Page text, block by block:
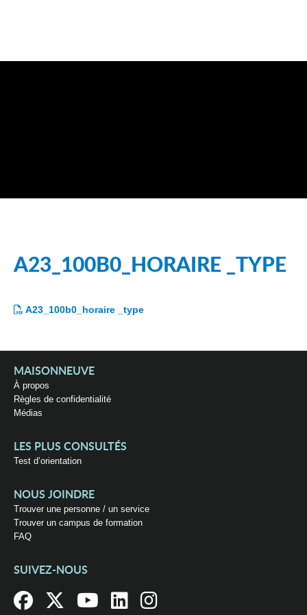
A23_100B0_HORAIRE _TYPE
A23_100b0_horaire _type
MAISONNEUVE
À propos
Règles de confidentialité
Médias
LES PLUS CONSULTÉS
Test d’orientation
NOUS JOINDRE
Trouver une personne / un service
Trouver un campus de formation
FAQ
SUIVEZ-NOUS